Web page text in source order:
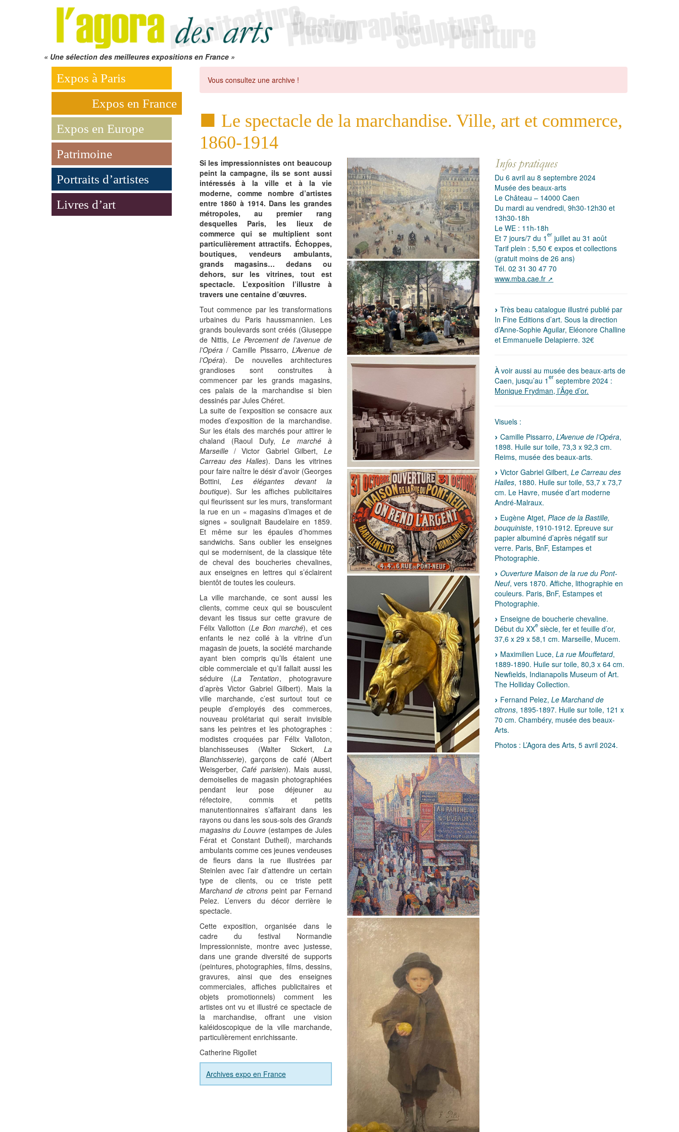
« Une sélection des meilleures expositions en France »
Expos à Paris
Expos en France
Expos en Europe
Patrimoine
Portraits d’artistes
Livres d’art
Vous consultez une archive !
Le spectacle de la marchandise. Ville, art et commerce,
1860-1914
Si les impressionnistes ont beaucoup
peint la campagne, ils se sont aussi
intéressés à la ville et à la vie
moderne, comme nombre d’artistes
entre 1860 à 1914. Dans les grandes
métropoles, au premier rang
desquelles Paris, les lieux de
commerce qui se multiplient sont
particulièrement attractifs. Échoppes,
boutiques, vendeurs ambulants,
grands magasins… dedans ou
dehors, sur les vitrines, tout est
spectacle. L’exposition l’illustre à
travers une centaine d’œuvres.
Tout commence par les transformations
urbaines du Paris haussmannien. Les
grands boulevards sont créés (Giuseppe
de Nittis, Le Percement de l’avenue de
l’Opéra/ Camille Pissarro,L’Avenue de
l’Opéra). De nouvelles architectures
grandioses sont construites à
commencer par les grands magasins,
ces palais de la marchandise si bien
dessinés par Jules Chéret.
La suite de l’exposition se consacre aux
modes d’exposition de la marchandise.
Sur les étals des marchés pour attirer le
chaland (Raoul Dufy,Le marché à
Marseille/ Victor Gabriel Gilbert, Le
Carreau des Halles). Dans les vitrines
pour faire naître le désir d’avoir (Georges
Bottini, Les élégantes devant la
boutique). Sur les affiches publicitaires
qui fleurissent sur les murs, transformant
la rue en un « magasins d’images et de
signes » soulignait Baudelaire en 1859.
Et même sur les épaules d’hommes
sandwichs. Sans oublier les enseignes
qui se modernisent, de la classique tête
de cheval des boucheries chevalines,
aux enseignes en lettres qui s’éclairent
bientôt de toutes les couleurs.
La ville marchande, ce sont aussi les
clients, comme ceux qui se bousculent
devant les tissus sur cette gravure de
Félix Vallotton (Le Bon marché), et ces
enfants le nez collé à la vitrine d’un
magasin de jouets, la société marchande
ayant bien compris qu’ils étaient une
cible commerciale et qu’il fallait aussi les
séduire (La Tentation, photogravure
d’après Victor Gabriel Gilbert). Mais la
ville marchande, c’est surtout tout ce
peuple d’employés des commerces,
nouveau prolétariat qui serait invisible
sans les peintres et les photographes :
modistes croquées par Félix Valloton,
blanchisseuses (Walter Sickert, La
Blanchisserie), garçons de café (Albert
Weisgerber, Café parisien). Mais aussi,
demoiselles de magasin photographiées
pendant leur pose déjeuner au
réfectoire, commis et petits
manutentionnaires s’affairant dans les
rayons ou dans les sous-sols des Grands
magasins du Louvre(estampes de Jules
Férat et Constant Dutheil), marchands
ambulants comme ces jeunes vendeuses
de fleurs dans la rue illustrées par
Steinlen avec l’air d’attendre un certain
type de clients, ou ce triste petit
Marchand de citrons peint par Fernand
Pelez. L’envers du décor derrière le
spectacle.
Cette exposition, organisée dans le
cadre du festival Normandie
Impressionniste, montre avec justesse,
dans une grande diversité de supports
(peintures, photographies, films, dessins,
gravures, ainsi que des enseignes
commerciales, affiches publicitaires et
objets promotionnels) comment les
artistes ont vu et illustré ce spectacle de
la marchandise, offrant une vision
kaléidoscopique de la ville marchande,
particulièrement enrichissante.
Catherine Rigollet
Archives expo en France
Du 6 avril au 8 septembre 2024
Musée des beaux-arts
Le Château – 14000 Caen
Du mardi au vendredi, 9h30-12h30 et
13h30-18h
Le WE : 11h-18h
Et 7 jours/7 du 1er juillet au 31 août
Tarif plein : 5,50 € expos et collections
(gratuit moins de 26 ans)
Tél. 02 31 30 47 70
www.mba.cae.fr
Très beau catalogue illustré publié par
In Fine Editions d’art. Sous la direction
d’Anne-Sophie Aguilar, Eléonore Challine
et Emmanuelle Delapierre. 32€
À voir aussi au musée des beaux-arts de
Caen, jusqu’au 1er septembre 2024 :
Monique Frydman, l’Âge d’or.
Visuels :
Camille Pissarro,L’Avenue de l’Opéra,
1898. Huile sur toile, 73,3 x 92,3 cm.
Reims, musée des beaux-arts.
Victor Gabriel Gilbert,Le Carreau des
Halles, 1880. Huile sur toile, 53,7 x 73,7
cm. Le Havre, musée d’art moderne
André-Malraux.
Eugène Atget,Place de la Bastille,
bouquiniste, 1910-1912. Epreuve sur
papier albuminé d’après négatif sur
verre. Paris, BnF, Estampes et
Photographie.
Ouverture Maison de la rue du Pont-
Neuf, vers 1870. Affiche, lithographie en
couleurs. Paris, BnF, Estampes et
Photographie.
Enseigne de boucherie chevaline.
Début du XXe siècle, fer et feuille d’or,
37,6 x 29 x 58,1 cm. Marseille, Mucem.
Maximilien Luce,La rue Mouffetard,
1889-1890. Huile sur toile, 80,3 x 64 cm.
Newfields, Indianapolis Museum of Art.
The Holliday Collection.
Fernand Pelez,Le Marchand de
citrons, 1895-1897. Huile sur toile, 121 x
70 cm. Chambéry, musée des beaux-
Arts.
Photos : L’Agora des Arts, 5 avril 2024.